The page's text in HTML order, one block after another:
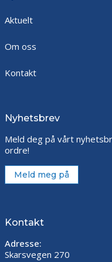
Aktuelt
Om oss
Kontakt
Nyhetsbrev
Meld deg på vårt
ordre!
Meld meg på
Kontakt
Adresse:
Skarsvegen 270